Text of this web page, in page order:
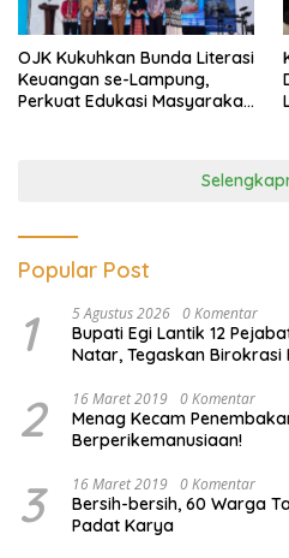
OJK Kukuhkan Bunda Literasi
Keuangan se-Lampung,
Perkuat Edukasi Masyarakat
Popular Post
1 5 Agustus 2026 0 Komentar
Bupati Egi Lantik 12
Natar, Tegaskan
2 16 Maret 2019 0 Komentar
Menag Kecam
Berperikemanusiaan!
3 16 Maret 2019 0 Komentar
Bersih-bersih, 60 Warga
Padat Karya